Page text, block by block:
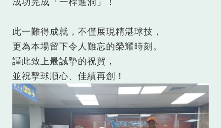
成功完成「一桿進洞」！
此一難得成就，不僅展現精湛球技，
更為本場留下令人難忘的榮耀時刻。
謹此致上最誠摯的祝賀，
並祝擊球順心、佳績再創！